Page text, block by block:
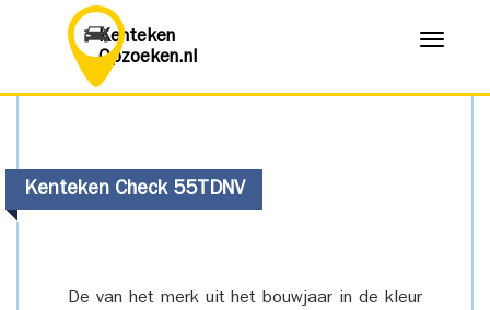
Kenteken
Opzoeken.nl
Menu
Kenteken Check 55TDNV
De van het merk uit het bouwjaar in de kleur